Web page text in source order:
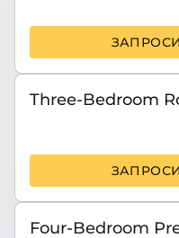
Three-Bedroom
Four-Bedroom